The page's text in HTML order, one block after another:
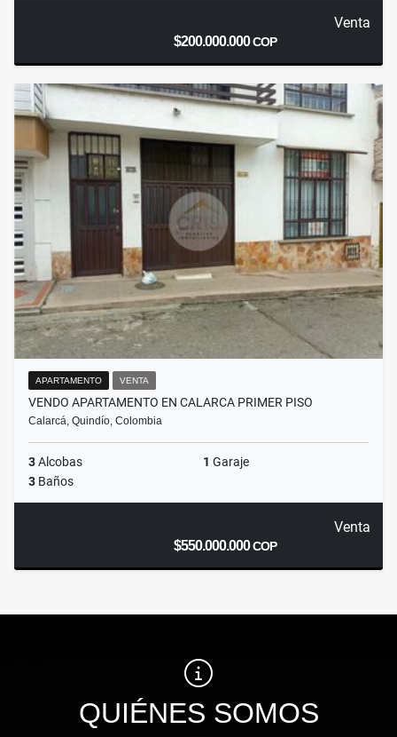
Venta
$200.000.000COP
APARTAMENTO VENTA
VENDO APARTAMENTO EN CALARCA PRIMER PISO
Calarcá, Quindío, Colombia
3Alcobas 1 Garaje
3 Baños
Venta
$550.000.000COP
QUIÉNES SOMOS